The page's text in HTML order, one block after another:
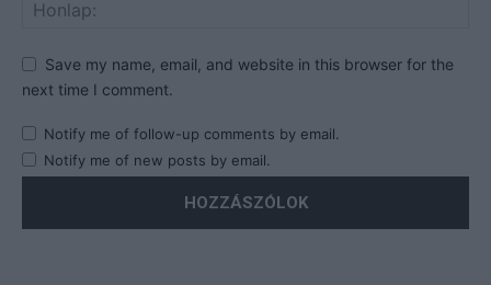
Save my name, email, and website in this browser for the
next time I comment.
Notify me of follow-up comments by email.
Notify me of new posts by email.